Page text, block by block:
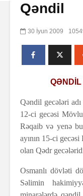
Qəndil
30 İyun 2009
Qəndil gecələri
12-ci gecəsi
Rəqaib və yenə
ayının 15-ci
olan Qədr
Osmanlı dövləti
Səlimin